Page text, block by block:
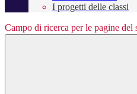
I progetti delle classi
Campo di ricerca per le pagine del